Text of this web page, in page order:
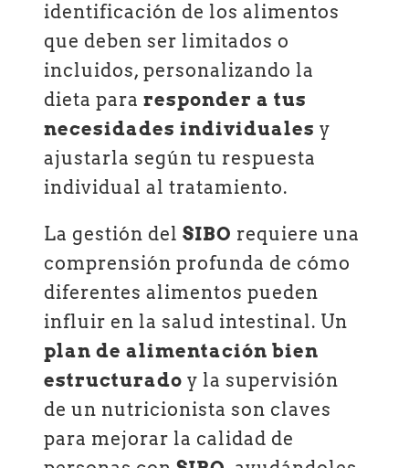
identificación de los alimentos
que deben ser limitados o
incluidos, personalizando la
dieta pararesponder a tus
necesidades individuales y
ajustarla según tu respuesta
individual al tratamiento.
La gestión delSIBO requiere una
comprensión profunda de cómo
diferentes alimentos pueden
influir en la salud intestinal. Un
plan de alimentación bien
estructurado y la supervisión
de un nutricionista son claves
para mejorar la calidad de